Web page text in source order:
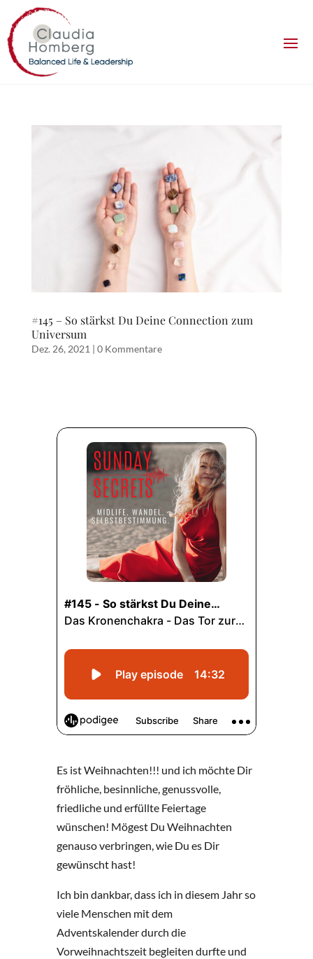
#145 – So stärkst Du Deine Connection zum
Universum
Dez. 26, 2021 | 0 Kommentare
Es ist Weihnachten!!! und ich möchte Dir
fröhliche, besinnliche, genussvolle,
friedliche und erfüllte Feiertage
wünschen! Mögest Du Weihnachten
genauso verbringen, wie Du es Dir
gewünscht hast!
Ich bin dankbar, dass ich in diesem Jahr so
viele Menschen mit dem
Adventskalender durch die
Vorweihnachtszeit begleiten durfte und